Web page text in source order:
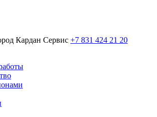
+7 831 424 21 20